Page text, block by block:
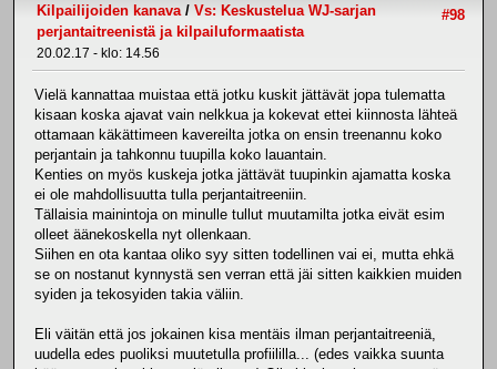
#98
Kilpailijoiden kanava / Vs: Keskustelua WJ-sarjan
perjantaitreenistä ja kilpailuformaatista
20.02.17 - klo: 14.56
Vielä kannattaa muistaa että jotku kuskit jättävät jopa tulematta
kisaan koska ajavat vain nelkkua ja kokevat ettei kiinnosta lähteä
ottamaan käkättimeen kavereilta jotka on ensin treenannu koko
perjantain ja tahkonnu tuupilla koko lauantain.
Kenties on myös kuskeja jotka jättävät tuupinkin ajamatta koska
ei ole mahdollisuutta tulla perjantaitreeniin.
Tällaisia mainintoja on minulle tullut muutamilta jotka eivät esim
olleet äänekoskella nyt ollenkaan.
Siihen en ota kantaa oliko syy sitten todellinen vai ei, mutta ehkä
se on nostanut kynnystä sen verran että jäi sitten kaikkien muiden
syiden ja tekosyiden takia väliin.
Eli väitän että jos jokainen kisa mentäis ilman perjantaitreeniä,
uudella edes puoliksi muutetulla profiililla... (edes vaikka suunta